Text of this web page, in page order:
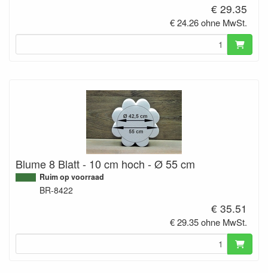
€ 29.35
€ 24.26 ohne MwSt.
Blume 8 Blatt - 10 cm hoch - Ø 55 cm
Ruim op voorraad
BR-8422
€ 35.51
€ 29.35 ohne MwSt.